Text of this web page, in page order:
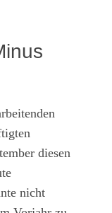
diesen
nicht